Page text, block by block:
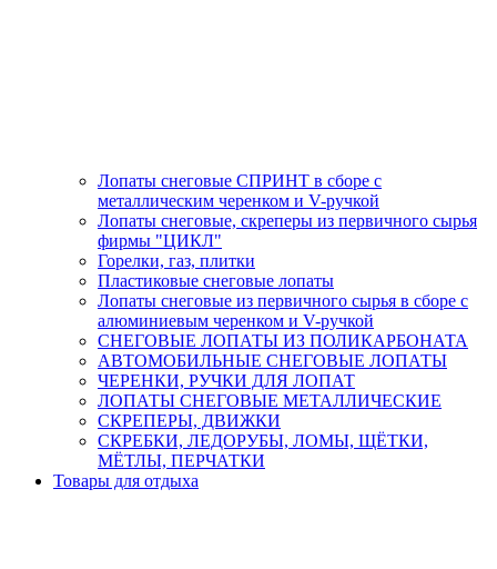
Лопаты снеговые СПРИНТ в сборе с
металлическим черенком и V-ручкой
Лопаты снеговые, скреперы из первичного сырья
фирмы "ЦИКЛ"
Горелки, газ, плитки
Пластиковые снеговые лопаты
Лопаты снеговые из первичного сырья в сборе с
алюминиевым черенком и V-ручкой
СНЕГОВЫЕ ЛОПАТЫ ИЗ ПОЛИКАРБОНАТА
АВТОМОБИЛЬНЫЕ СНЕГОВЫЕ ЛОПАТЫ
ЧЕРЕНКИ, РУЧКИ ДЛЯ ЛОПАТ
ЛОПАТЫ СНЕГОВЫЕ МЕТАЛЛИЧЕСКИЕ
СКРЕПЕРЫ, ДВИЖКИ
СКРЕБКИ, ЛЕДОРУБЫ, ЛОМЫ, ЩЁТКИ,
МЁТЛЫ, ПЕРЧАТКИ
Товары для отдыха